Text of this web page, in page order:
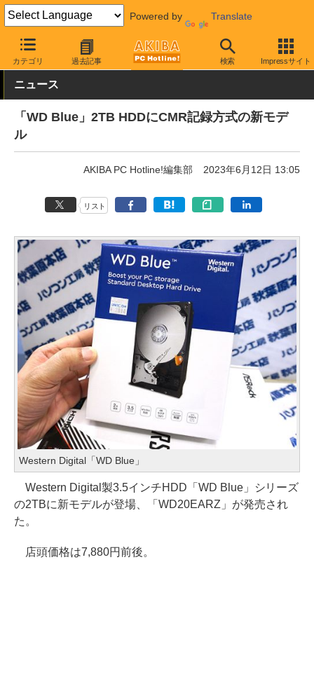
Powered by Translate
カテゴリ 過去記事 検索 Impressサイト
AKIBA PC Hotline! PCパーツ HDD（ハードディスク）
ニュース
「WD Blue」2TB HDDにCMR記録方式の新モデ
ル
AKIBA PC Hotline!編集部 2023年6月12日 13:05
リスト
Western Digital「WD Blue」
Western Digital製3.5インチHDD「WD Blue」シリーズ
の2TBに新モデルが登場、「WD20EARZ」が発売され
た。
店頭価格は7,880円前後。